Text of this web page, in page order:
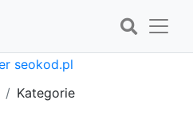
Kategorie